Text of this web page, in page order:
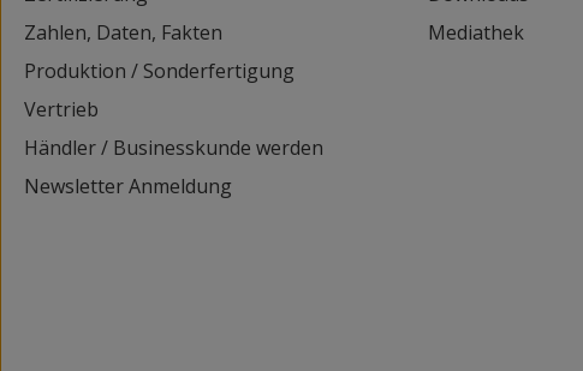
Zahlen, Daten, Fakten
Produktion / Sonderfertigung
Vertrieb
Händler / Businesskunde werden
Newsletter Anmeldung
Mediathek